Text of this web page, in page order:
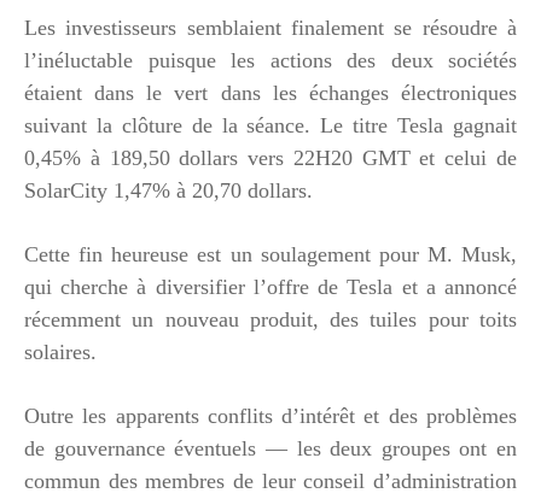
Les investisseurs semblaient finalement se résoudre à
l’inéluctable puisque les actions des deux sociétés
étaient dans le vert dans les échanges électroniques
suivant la clôture de la séance. Le titre Tesla gagnait
0,45% à 189,50 dollars vers 22H20 GMT et celui de
SolarCity 1,47% à 20,70 dollars.
Cette fin heureuse est un soulagement pour M. Musk,
qui cherche à diversifier l’offre de Tesla et a annoncé
récemment un nouveau produit, des tuiles pour toits
solaires.
Outre les apparents conflits d’intérêt et des problèmes
de gouvernance éventuels — les deux groupes ont en
commun des membres de leur conseil d’administration